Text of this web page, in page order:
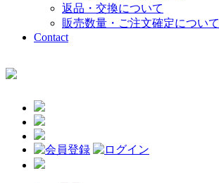
返品・交換について
販売数量・ご注文確定について
Contact